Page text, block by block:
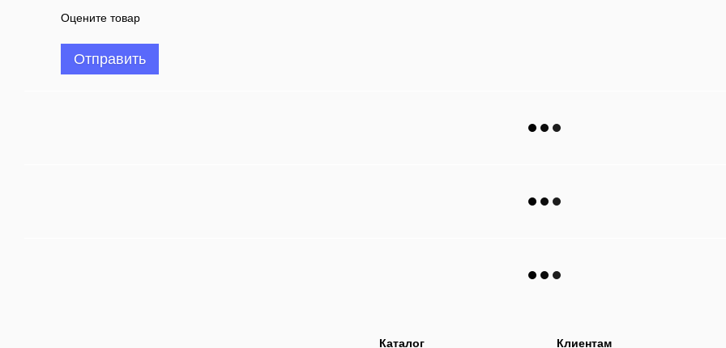
Оцените товар
Отправить
Каталог Клиентам